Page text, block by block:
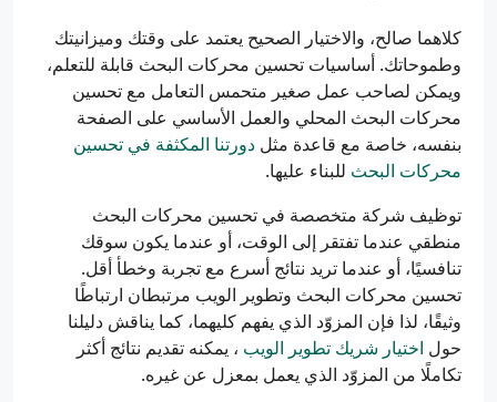
كلاهما صالح، والاختيار الصحيح يعتمد على وقتك وميزانيتك
وطموحاتك. أساسيات تحسين محركات البحث قابلة للتعلم،
ويمكن لصاحب عمل صغير متحمس التعامل مع تحسين
محركات البحث المحلي والعمل الأساسي على الصفحة
بنفسه، خاصة مع قاعدة مثل دورتنا المكثفة في تحسين
محركات البحث للبناء عليها.
توظيف شركة متخصصة في تحسين محركات البحث
منطقي عندما تفتقر إلى الوقت، أو عندما يكون سوقك
تنافسيًا، أو عندما تريد نتائج أسرع مع تجربة وخطأ أقل.
تحسين محركات البحث وتطوير الويب مرتبطان ارتباطًا
وثيقًا، لذا فإن المزوّد الذي يفهم كليهما، كما يناقش دليلنا
حول اختيار شريك تطوير الويب ، يمكنه تقديم نتائج أكثر
تكاملًا من المزوّد الذي يعمل بمعزل عن غيره.